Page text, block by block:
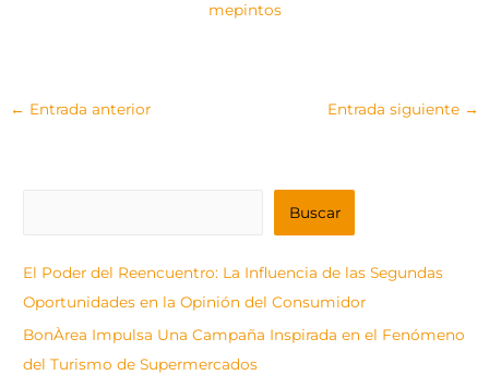
mepintos
← Entrada anterior Entrada siguiente →
Buscar
El Poder del Reencuentro: La Influencia de las Segundas
Oportunidades en la Opinión del Consumidor
BonÀrea Impulsa Una Campaña Inspirada en el Fenómeno
del Turismo de Supermercados